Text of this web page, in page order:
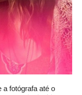
a fotógrafa até o